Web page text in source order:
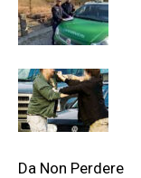
Da Non Perdere